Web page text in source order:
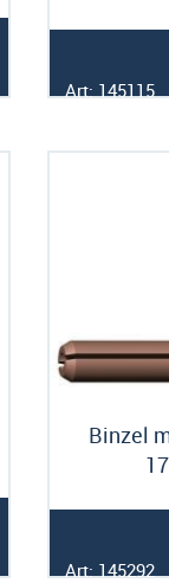
Art: 145115
Binzel
Art: 145292